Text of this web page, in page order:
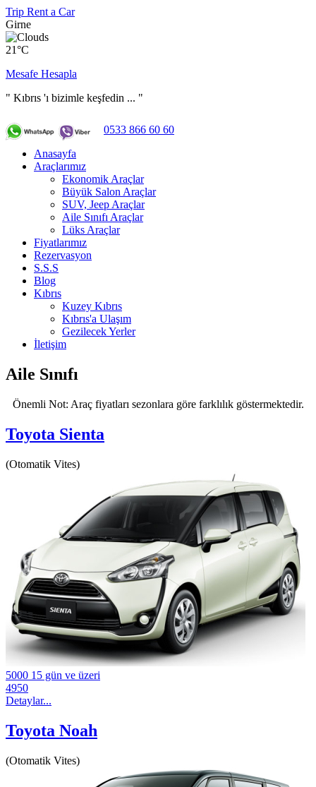
Trip Rent a Car
Girne
21°C
Mesafe Hesapla
" Kıbrıs 'ı bizimle keşfedin ... "
0533 866 60 60
Anasayfa
Araçlarımız
Ekonomik Araçlar
Büyük Salon Araçlar
SUV, Jeep Araçlar
Aile Sınıfı Araçlar
Lüks Araçlar
Fiyatlarımız
Rezervasyon
S.S.S
Blog
Kıbrıs
Kuzey Kıbrıs
Kıbrıs'a Ulaşım
Gezilecek Yerler
İletişim
Aile Sınıfı
Önemli Not: Araç fiyatları sezonlara göre farklılık göstermektedir.
Toyota Sienta
(Otomatik Vites)
5000 15 gün ve üzeri
4950
Detaylar...
Toyota Noah
(Otomatik Vites)